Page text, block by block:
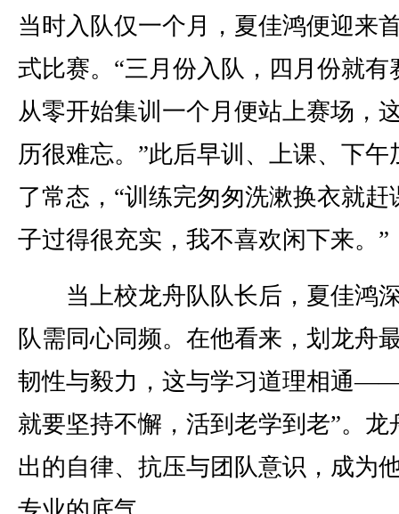
当时入队仅一个月，夏佳鸿便迎来
式比赛。“三月份入队，四月份就有
从零开始集训一个月便站上赛场，
历很难忘。”此后早训、上课、下午
了常态，“训练完匆匆洗漱换衣就赶
子过得很充实，我不喜欢闲下来。”
当上校龙舟队队长后，夏佳鸿
队需同心同频。在他看来，划龙舟
韧性与毅力，这与学习道理相通
就要坚持不懈，活到老学到老”。龙
出的自律、抗压与团队意识，成为